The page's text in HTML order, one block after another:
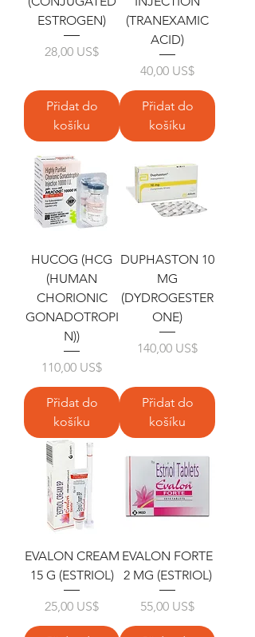
ESTROGEN)
Cena
28,00 US$
Přidat do
košíku
(TRANEXAMIC
ACID)
Cena
40,00 US$
Přidat do
košíku
HUCOG (HCG
(HUMAN
CHORIONIC
GONADOTROPI
N))
Cena
110,00 US$
Přidat do
košíku
DUPHASTON 10
MG
(DYDROGESTER
ONE)
Cena
140,00 US$
Přidat do
košíku
EVALON CREAM
15 G (ESTRIOL)
Cena
25,00 US$
EVALON FORTE
2 MG (ESTRIOL)
Cena
55,00 US$